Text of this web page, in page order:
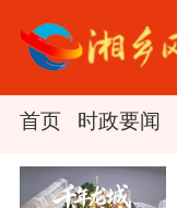
首页 时政要闻